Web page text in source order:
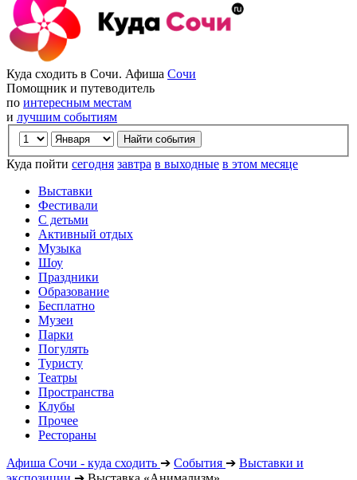
Куда сходить в Сочи. Афиша Сочи
Помощник и путеводитель
по интересным местам
и лучшим событиям
Куда пойти сегодня завтра в выходные в этом месяце
Выставки
Фестивали
С детьми
Активный отдых
Музыка
Шоу
Праздники
Образование
Бесплатно
Музеи
Парки
Погулять
Туристу
Театры
Пространства
Клубы
Прочее
Рестораны
Афиша Сочи - куда сходить ➔ События ➔ Выставки и